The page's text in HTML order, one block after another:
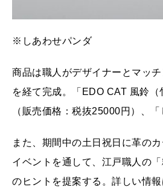
※しあわせパンダ
商品は職人がデザイナーとマッ
を経て完成。「EDO CAT 風鈴
（販売価格：税抜25000円）、
また、期間中の土日祝日に革の
イベントを通して、江戸職人の
のヒントを提案する。詳しい情